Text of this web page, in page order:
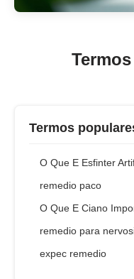
Termos
O Que E Esfinter
remedio paco
O Que E Ciano
remedio para
expec remedio